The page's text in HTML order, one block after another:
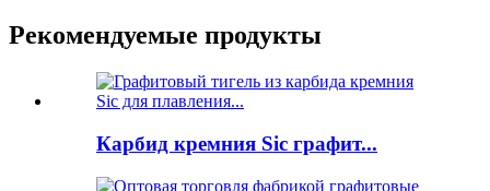
Рекомендуемые продукты
Карбид кремния Sic графит...